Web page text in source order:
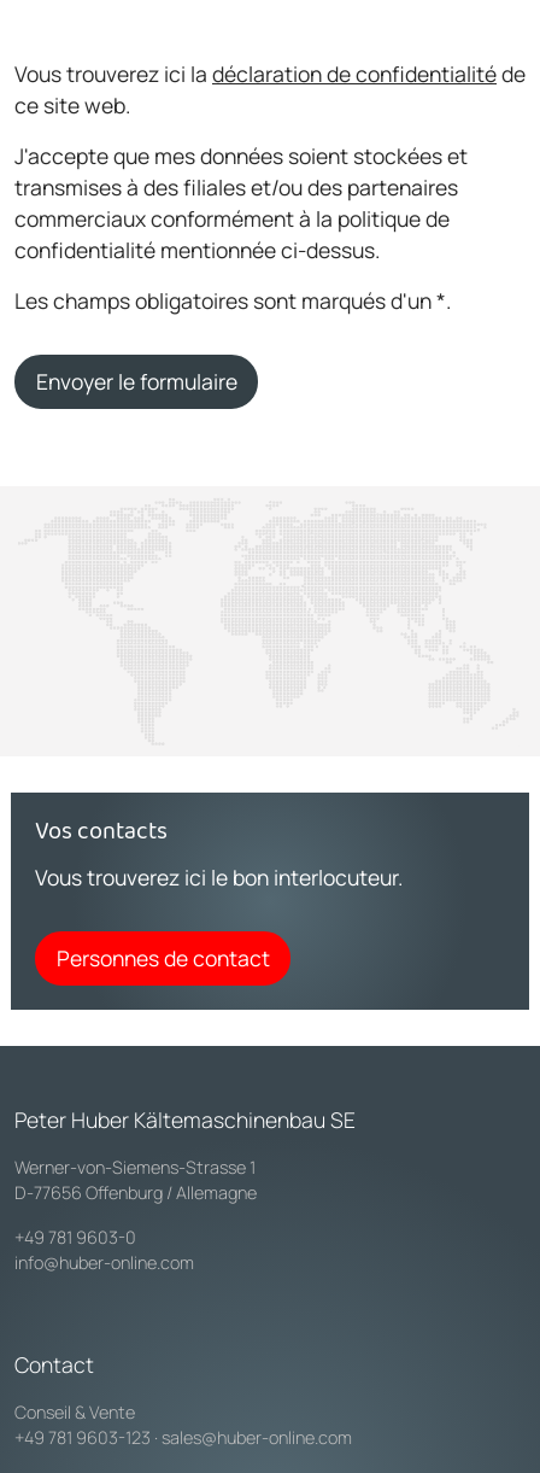
Vous trouverez ici la déclaration de confidentialitéde
ce site web.
J'accepte que mes données soient stockées et
transmises à des filiales et/ou des partenaires
commerciaux conformément à la politique de
confidentialité mentionnée ci-dessus.
Les champs obligatoires sont marqués d'un *.
Envoyer le formulaire
Vos contacts
Vous trouverez ici le bon interlocuteur.
Personnes de contact
Peter Huber Kältemaschinenbau SE
Werner-von-Siemens-Strasse 1
D-77656 Offenburg / Allemagne
+49 781 9603-0
info@huber-online.com
Contact
Conseil & Vente
+49 781 9603-123 · sales@huber-online.com